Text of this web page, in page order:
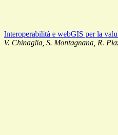
Interoperabilità e webGIS per la
V. Chinaglia, S. Montagnana, R.